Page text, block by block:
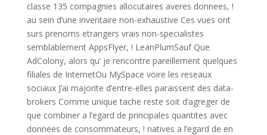
classe 135 compagnies allocutaires averes donnees, !
au sein d’une inventaire non-exhaustive Ces vues ont
surs prenoms etrangers vrais non-specialistes
semblablement AppsFlyer, ! LeanPlumSauf Que
AdColony, alors qu’ je rencontre pareillement quelques
filiales de InternetOu MySpace voire les reseaux
sociaux J’ai majorite d’entre-elles paraissent des data-
brokers Comme unique tache reste soit d’agreger de
que combiner a l’egard de principales quantites avec
donnees de consommateurs, ! natives a l’egard de en